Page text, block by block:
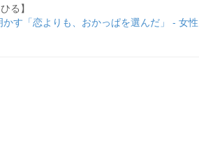
る】
す「恋よりも、おかっぱを選んだ」 - 女性